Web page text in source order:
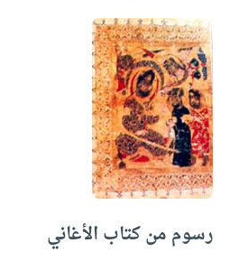
رسوم من كتاب الأغاني